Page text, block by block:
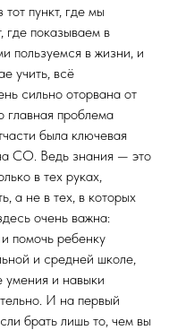
пункт, где мы
где показываем в
пользуемся в жизни, и
учить, всё
сильно оторвана от
главная проблема
была ключевая
СО. Ведь знания — это
в тех руках,
а не в тех, в которых
очень важна:
помочь ребенку
и средней школе,
умения и навыки
И на первый
брать лишь то, чем вы